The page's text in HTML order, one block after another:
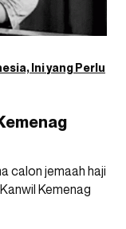
Ini yang Perlu
calon jemaah haji
Kemenag